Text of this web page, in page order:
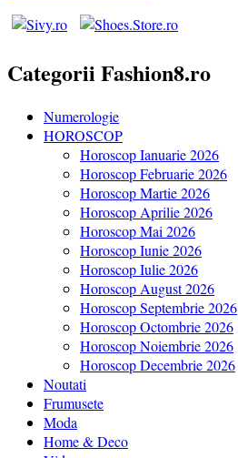
Categorii Fashion8.ro
Numerologie
HOROSCOP
Horoscop Ianuarie 2026
Horoscop Februarie 2026
Horoscop Martie 2026
Horoscop Aprilie 2026
Horoscop Mai 2026
Horoscop Iunie 2026
Horoscop Iulie 2026
Horoscop August 2026
Horoscop Septembrie 2026
Horoscop Octombrie 2026
Horoscop Noiembrie 2026
Horoscop Decembrie 2026
Noutati
Frumusete
Moda
Home & Deco